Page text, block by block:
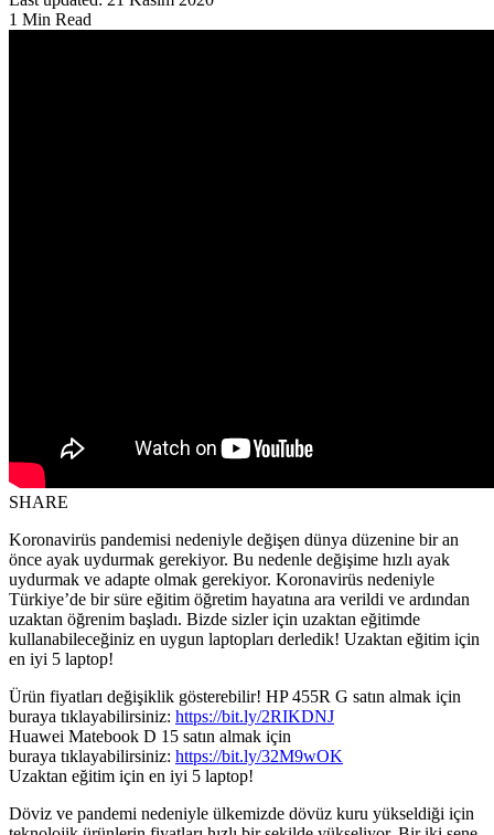
1 Min Read
SHARE
Koronavirüs pandemisi nedeniyle değişen dünya düzenine bir an
önce ayak uydurmak gerekiyor. Bu nedenle değişime hızlı ayak
uydurmak ve adapte olmak gerekiyor. Koronavirüs nedeniyle
Türkiye’de bir süre eğitim öğretim hayatına ara verildi ve ardından
uzaktan öğrenim başladı. Bizde sizler için uzaktan eğitimde
kullanabileceğiniz en uygun laptopları derledik! Uzaktan eğitim için
en iyi 5 laptop!
Ürün fiyatları değişiklik gösterebilir! HP 455R G satın almak için
buraya tıklayabilirsiniz: https://bit.ly/2RIKDNJ
Huawei Matebook D 15 satın almak için
buraya tıklayabilirsiniz: https://bit.ly/32M9wOK
Uzaktan eğitim için en iyi 5 laptop!
Döviz ve pandemi nedeniyle ülkemizde dövüz kuru yükseldiği için